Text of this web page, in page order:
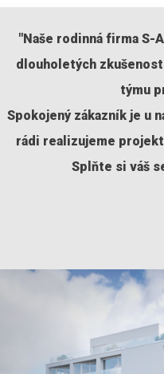
"Naše rodinná firma S-
dlouholetých
týmu
Spokojený zákazník je u
rádi realizujeme
Splňte si váš